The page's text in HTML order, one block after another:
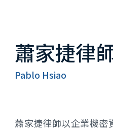
蕭家捷律
Pablo Hsiao
蕭家捷律師以企業機密